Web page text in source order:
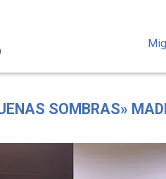
SOMBRAS»